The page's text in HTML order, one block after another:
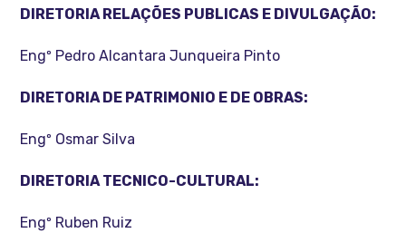
DIRETORIA RELAÇÕES PUBLICAS E DIVULGAÇÃO:
Engº Pedro Alcantara Junqueira Pinto
DIRETORIA DE PATRIMONIO E DE OBRAS:
Engº Osmar Silva
DIRETORIA TECNICO-CULTURAL:
Engº Ruben Ruiz